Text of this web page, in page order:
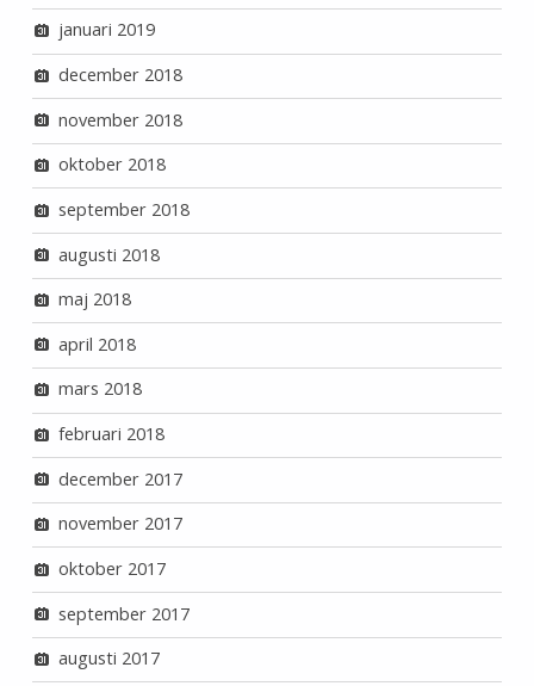
januari 2019
december 2018
november 2018
oktober 2018
september 2018
augusti 2018
maj 2018
april 2018
mars 2018
februari 2018
december 2017
november 2017
oktober 2017
september 2017
augusti 2017